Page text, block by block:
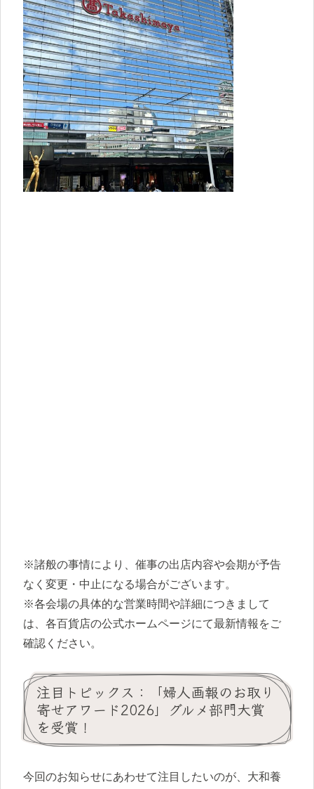
※諸般の事情により、催事の出店内容や会期が予告
なく変更・中止になる場合がございます。
※各会場の具体的な営業時間や詳細につきまして
は、各百貨店の公式ホームページにて最新情報をご
確認ください。
注目トピックス：「婦人画報のお取り
寄せアワード2026」グルメ部門大賞
を受賞！
今回のお知らせにあわせて注目したいのが、大和養